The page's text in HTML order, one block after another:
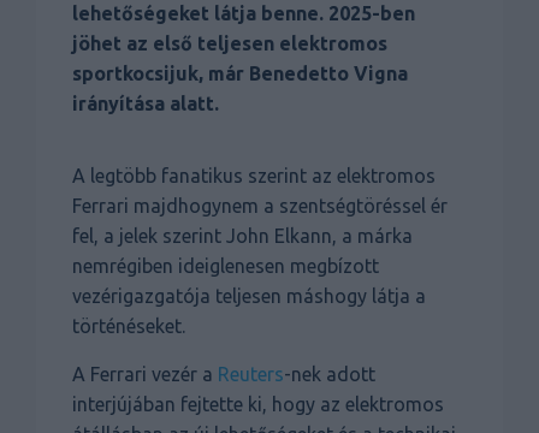
lehetőségeket látja benne. 2025-ben
jöhet az első teljesen elektromos
sportkocsijuk, már Benedetto Vigna
irányítása alatt.
A legtöbb fanatikus szerint az elektromos
Ferrari majdhogynem a szentségtöréssel ér
fel, a jelek szerint John Elkann, a márka
nemrégiben ideiglenesen megbízott
vezérigazgatója teljesen máshogy látja a
történéseket.
A Ferrari vezér a Reuters-nek adott
interjújában fejtette ki, hogy az elektromos